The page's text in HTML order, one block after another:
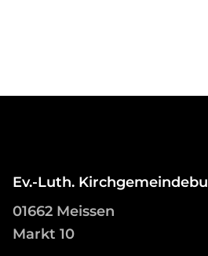
Ev.-Luth.
01662 Meissen
Markt 10